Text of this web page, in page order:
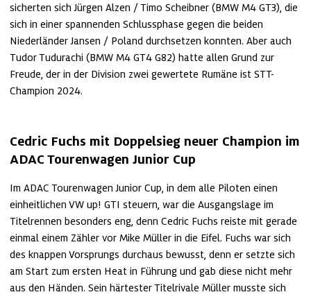
sicherten sich Jürgen Alzen / Timo Scheibner (BMW M4 GT3), die
sich in einer spannenden Schlussphase gegen die beiden
Niederländer Jansen / Poland durchsetzen konnten. Aber auch
Tudor Tudurachi (BMW M4 GT4 G82) hatte allen Grund zur
Freude, der in der Division zwei gewertete Rumäne ist STT-
Champion 2024.
Cedric Fuchs mit Doppelsieg neuer Champion im
ADAC Tourenwagen Junior Cup
Im ADAC Tourenwagen Junior Cup, in dem alle Piloten einen
einheitlichen VW up! GTI steuern, war die Ausgangslage im
Titelrennen besonders eng, denn Cedric Fuchs reiste mit gerade
einmal einem Zähler vor Mike Müller in die Eifel. Fuchs war sich
des knappen Vorsprungs durchaus bewusst, denn er setzte sich
am Start zum ersten Heat in Führung und gab diese nicht mehr
aus den Händen. Sein härtester Titelrivale Müller musste sich